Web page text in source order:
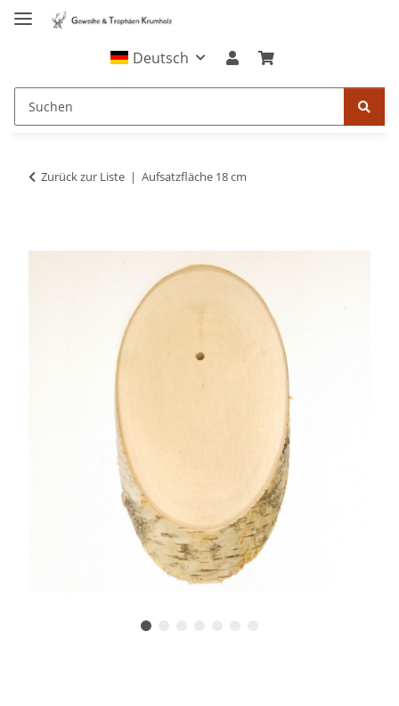
Deutsch
Zurück zur Liste Aufsatzfläche 18 cm